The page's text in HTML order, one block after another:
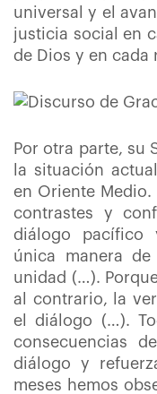
universal y el
justicia social en
de Dios y en cada
Por otra parte, su
la situación
en Oriente Medio.
contrastes y
diálogo pacífico
única manera
unidad (…).
al contrario, la
el diálogo (…).
consecuencias
diálogo y
meses hemos